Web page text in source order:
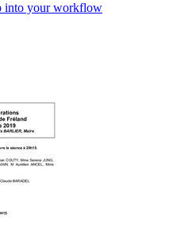
into your workflow